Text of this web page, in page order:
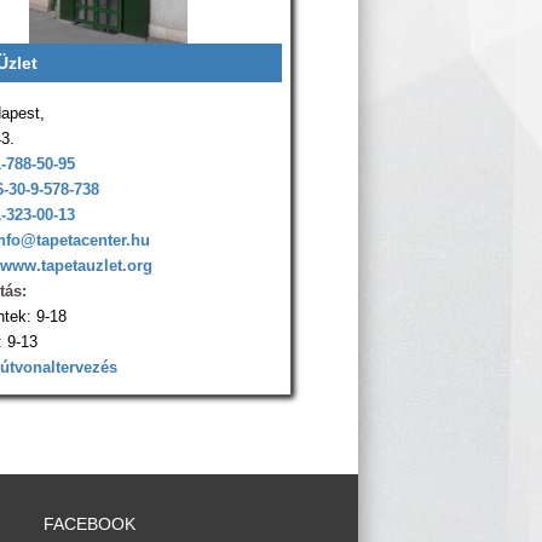
788-50-95
30-9-578-738
323-00-13
9-18
9-13
FACEBOOK